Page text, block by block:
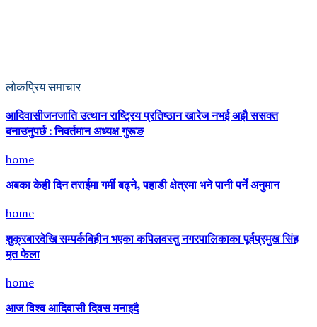
लोकप्रिय समाचार
आदिवासीजनजाति उत्थान राष्ट्रिय प्रतिष्ठान खारेज नभई अझै ससक्त
बनाउनुपर्छ : निवर्तमान अध्यक्ष गुरूङ
home
अबका केही दिन तराईमा गर्मी बढ्ने, पहाडी क्षेत्रमा भने पानी पर्ने अनुमान
home
शुक्रबारदेखि सम्पर्कबिहीन भएका कपिलवस्तु नगरपालिकाका पूर्वप्रमुख सिंह
मृत फेला
home
आज विश्व आदिवासी दिवस मनाइदै